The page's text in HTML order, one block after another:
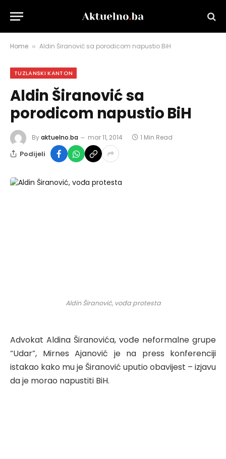
Home » Aldin Širanović sa porodicom napustio BiH
TUZLANSKI KANTON
Aldin Širanović sa
porodicom napustio BiH
Byaktuelno.ba mar 11, 2014 1 Min Read
Podijeli
Aldin Širanović, vođa protesta
Advokat Aldina Širanovića, vođe neformalne grupe
“Udar”, Mirnes Ajanović je na press konferenciji
istakao kako mu je Širanović uputio obavijest – izjavu
da je morao napustiti BiH.